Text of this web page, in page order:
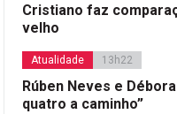
Cristiano faz
velho
Atualidade 13h22
Rúben Neves e
quatro a caminho”